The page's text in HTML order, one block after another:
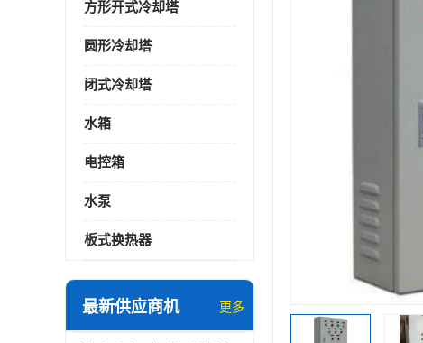
方形开式冷却塔
圆形冷却塔
闭式冷却塔
水箱
电控箱
水泵
板式换热器
最新供应商机 更多